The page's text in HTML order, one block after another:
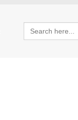
Search
for: